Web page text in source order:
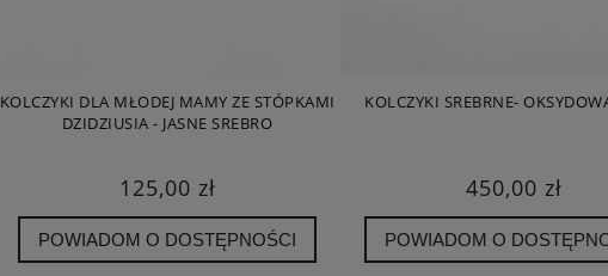
KOLCZYKI DLA MŁODEJ MAMY ZE STÓPKAMI
DZIDZIUSIA - JASNE SREBRO
125,00 zł
POWIADOM O DOSTĘPNOŚCI
KOLCZYKI SREBRNE-
450,00 zł
POWIADOM O